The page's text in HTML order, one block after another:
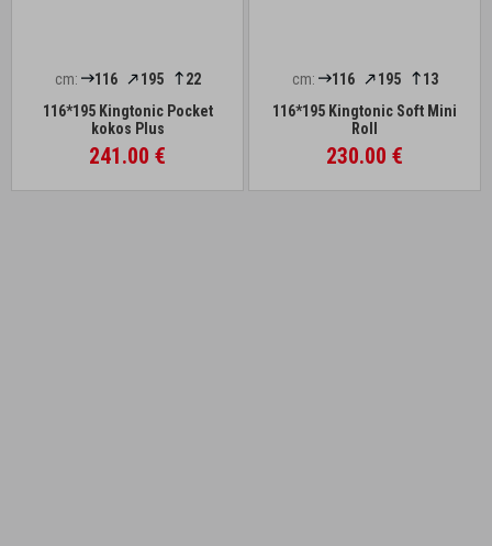
cm: 116 195
22
116*195 Kingtonic Pocket
kokos Plus
241.00 €
cm: 116 195
13
116*195 Kingtonic Soft Mini
Roll
230.00 €